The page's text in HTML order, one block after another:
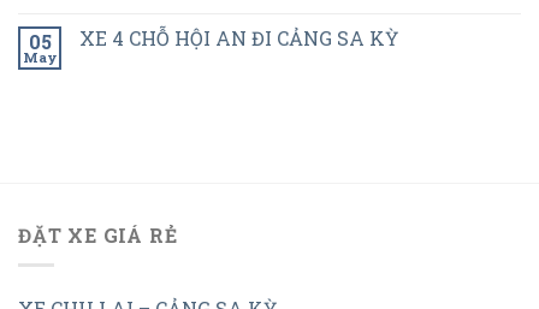
05
May
XE 4 CHỖ HỘI AN ĐI CẢNG SA KỲ
ĐẶT XE GIÁ RẺ